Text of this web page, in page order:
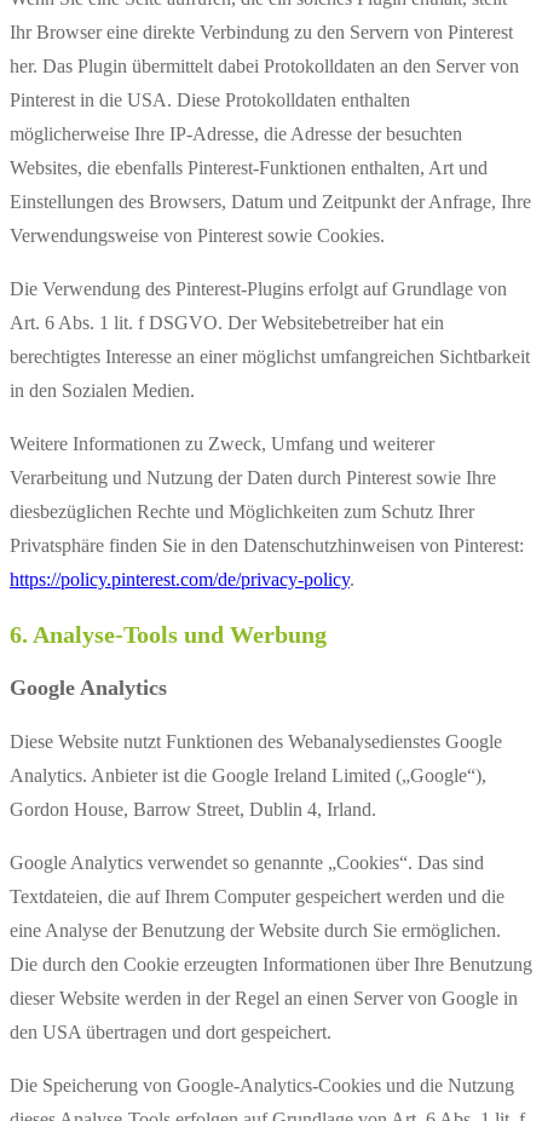
Ihr Browser eine direkte Verbindung zu den Servern von Pinterest
her. Das Plugin übermittelt dabei Protokolldaten an den Server von
Pinterest in die USA. Diese Protokolldaten enthalten
möglicherweise Ihre IP-Adresse, die Adresse der besuchten
Websites, die ebenfalls Pinterest-Funktionen enthalten, Art und
Einstellungen des Browsers, Datum und Zeitpunkt der Anfrage, Ihre
Verwendungsweise von Pinterest sowie Cookies.
Die Verwendung des Pinterest-Plugins erfolgt auf Grundlage von
Art. 6 Abs. 1 lit. f DSGVO. Der Websitebetreiber hat ein
berechtigtes Interesse an einer möglichst umfangreichen Sichtbarkeit
in den Sozialen Medien.
Weitere Informationen zu Zweck, Umfang und weiterer
Verarbeitung und Nutzung der Daten durch Pinterest sowie Ihre
diesbezüglichen Rechte und Möglichkeiten zum Schutz Ihrer
Privatsphäre finden Sie in den Datenschutzhinweisen von Pinterest:
https://policy.pinterest.com/de/privacy-policy.
6. Analyse-Tools und Werbung
Google Analytics
Diese Website nutzt Funktionen des Webanalysedienstes Google
Analytics. Anbieter ist die Google Ireland Limited („Google“),
Gordon House, Barrow Street, Dublin 4, Irland.
Google Analytics verwendet so genannte „Cookies“. Das sind
Textdateien, die auf Ihrem Computer gespeichert werden und die
eine Analyse der Benutzung der Website durch Sie ermöglichen.
Die durch den Cookie erzeugten Informationen über Ihre Benutzung
dieser Website werden in der Regel an einen Server von Google in
den USA übertragen und dort gespeichert.
Die Speicherung von Google-Analytics-Cookies und die Nutzung